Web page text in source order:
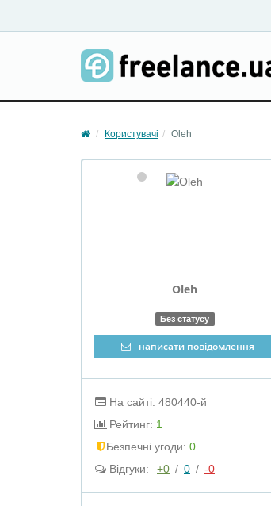
Користувачі Oleh
Oleh
Без статусу
написати повідомлення
На сайті: 480440-й
Рейтинг: 1
Безпечні угоди: 0
Відгуки:
+0 / 0 / -0